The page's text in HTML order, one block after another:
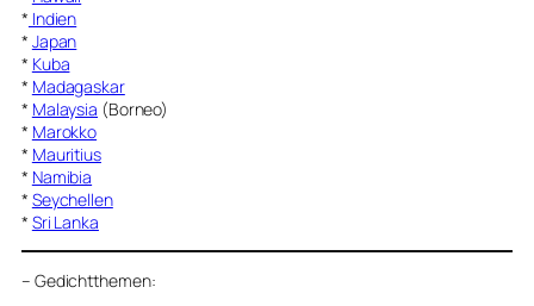
* Indien
* Japan
* Kuba
* Madagaskar
* Malaysia (Borneo)
* Marokko
* Mauritius
* Namibia
* Seychellen
* Sri Lanka
– Gedichtthemen: